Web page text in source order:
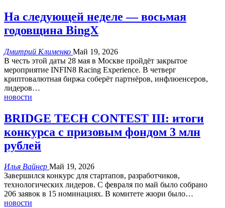
На следующей неделе — восьмая
годовщина BingX
Дмитрий Клименко Май 19, 2026
В честь этой даты 28 мая в Москве пройдёт закрытое
мероприятие INFIN8 Racing Experience. В четверг
криптовалютная биржа соберёт партнёров, инфлюенсеров,
лидеров…
новости
BRIDGE TECH CONTEST III: итоги
конкурса с призовым фондом 3 млн
рублей
Илья Вайнер Май 19, 2026
Завершился конкурс для стартапов, разработчиков,
технологических лидеров. С февраля по май было собрано
206 заявок в 15 номинациях. В комитете жюри было…
новости